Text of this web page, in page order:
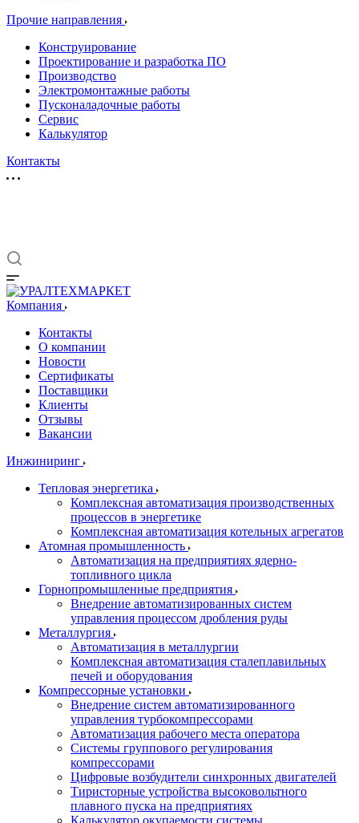
Прочие направления
Конструирование
Проектирование и разработка ПО
Производство
Электромонтажные работы
Пусконаладочные работы
Сервис
Калькулятор
Контакты
Компания
Контакты
О компании
Новости
Сертификаты
Поставщики
Клиенты
Отзывы
Вакансии
Инжиниринг
Тепловая энергетика
Комплексная автоматизация производственных
процессов в энергетике
Комплексная автоматизация котельных агрегатов
Атомная промышленность
Автоматизация на предприятиях ядерно-
топливного цикла
Горнопромышленные предприятия
Внедрение автоматизированных систем
управления процессом дробления руды
Металлургия
Автоматизация в металлургии
Комплексная автоматизация сталеплавильных
печей и оборудования
Компрессорные установки
Внедрение систем автоматизированного
управления турбокомпрессорами
Автоматизация рабочего места оператора
Системы группового регулирования
компрессорами
Цифровые возбудители синхронных двигателей
Тиристорные устройства высоковольтного
плавного пуска на предприятиях
Калькулятор окупаемости системы